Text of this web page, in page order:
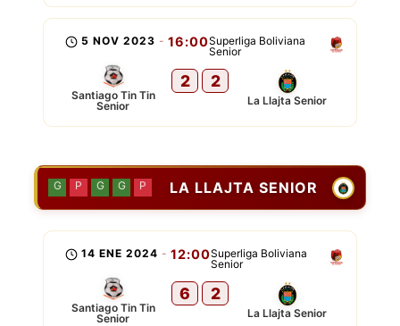
Superliga Boliviana
Senior
5 NOV 2023 - 16:00
Santiago Tin Tin
Senior
2 2
La Llajta Senior
LA LLAJTA SENIOR
G P G G P
Superliga Boliviana
Senior
14 ENE 2024 - 12:00
Santiago Tin Tin
Senior
6 2
La Llajta Senior